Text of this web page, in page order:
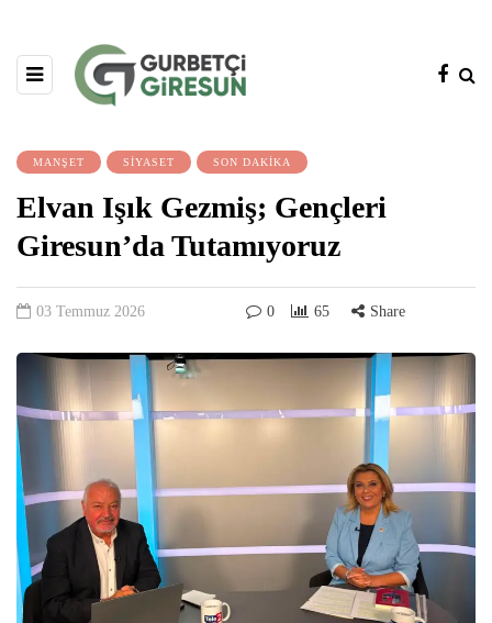
MANŞET SİYASET SON DAKİKA
Elvan Işık Gezmiş; Gençleri
Giresun’da Tutamıyoruz
03 Temmuz 2026 0 65 Share